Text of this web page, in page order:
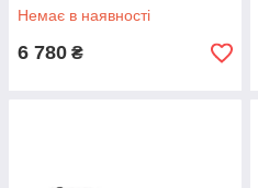
Немає в наявності
6 780 ₴